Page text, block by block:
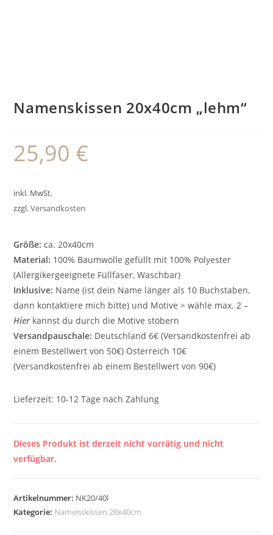
Namenskissen 20x40cm „lehm“
25,90 €
inkl. MwSt.
zzgl.Versandkosten
Größe: ca. 20x40cm
Material: 100% Baumwolle gefüllt mit 100% Polyester
(Allergikergeeignete Füllfaser, Waschbar)
Inklusive: Name (ist dein Name länger als 10 Buchstaben,
dann kontaktiere mich bitte) und Motive > wähle max. 2 –
Hier kannst du durch die Motive stöbern
Versandpauschale: Deutschland 6€ (Versandkostenfrei ab
einem Bestellwert von 50€) Österreich 10€
(Versandkostenfrei ab einem Bestellwert von 90€)
Lieferzeit: 10-12 Tage nach Zahlung
Dieses Produkt ist derzeit nicht vorrätig und nicht
verfügbar.
Artikelnummer: NK20/40l
Kategorie: Namenskissen 20x40cm